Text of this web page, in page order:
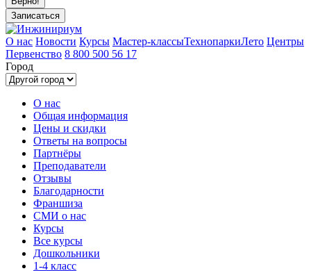
Записаться
О нас Новости Курсы Мастер-классыТехнопаркиЛето Центры
Первенство 8 800 500 56 17
Город
О нас
Общая информация
Цены и скидки
Ответы на вопросы
Партнёры
Преподаватели
Отзывы
Благодарности
Франшиза
СМИ о нас
Курсы
Все курсы
Дошкольники
1-4 класс